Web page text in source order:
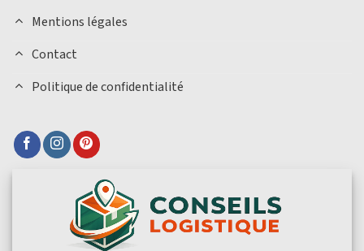
Mentions légales
Contact
Politique de confidentialité